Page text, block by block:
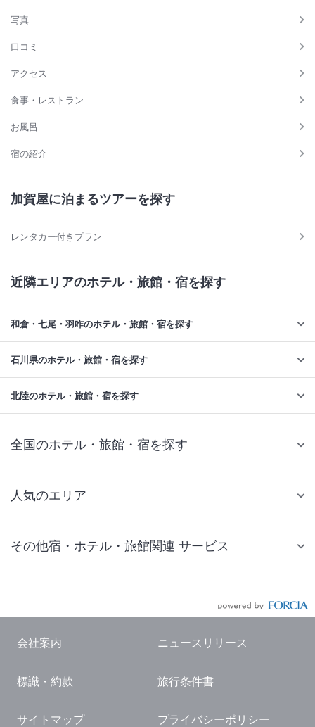
写真
口コミ
アクセス
食事・レストラン
お風呂
宿の紹介
加賀屋に泊まるツアーを探す
レンタカー付きプラン
近隣エリアのホテル・旅館・宿を探す
和倉・七尾・羽咋のホテル・旅館・宿を探す
石川県のホテル・旅館・宿を探す
北陸のホテル・旅館・宿を探す
全国のホテル・旅館・宿を探す
人気のエリア
仙台 ホテル
東京ドーム ホテル
横浜 ホテル
熱海 ホテル
その他宿・ホテル・旅館関連 サービス
国内観光ガイド
旅行・観光情報
会社案内 ニュースリリース
標識・約款 旅行条件書
サイトマップ プライバシーポリシー